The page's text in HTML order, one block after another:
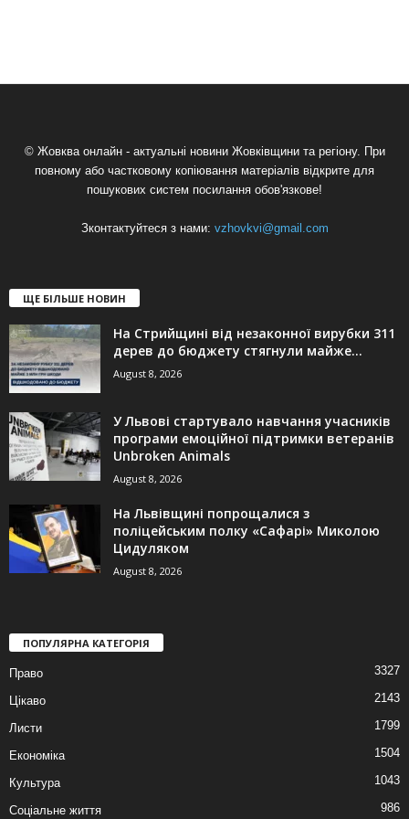
© Жовква онлайн - актуальні новини Жовківщини та регіону. При
повному або частковому копіювання матеріалів відкрите для
пошукових систем посилання обов'язкове!
Зконтактуйтеся з нами: vzhovkvi@gmail.com
ЩЕ БІЛЬШЕ НОВИН
На Стрийщині від незаконної вирубки 311
дерев до бюджету стягнули майже...
August 8, 2026
У Львові стартувало навчання учасників
програми емоційної підтримки ветеранів
Unbroken Animals
August 8, 2026
На Львівщині попрощалися з
поліцейським полку «Сафарі» Миколою
Цидуляком
August 8, 2026
ПОПУЛЯРНА КАТЕГОРІЯ
Право 3327
Цікаво 2143
Листи 1799
Економіка 1504
Культура 1043
Соціальне життя 986